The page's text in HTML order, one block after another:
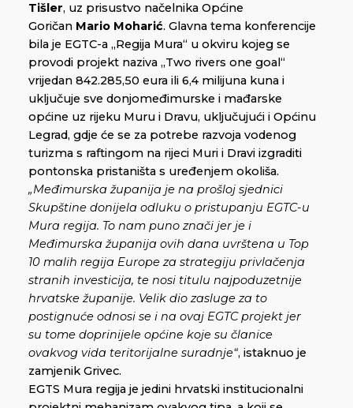
Tišler, uz prisustvo načelnika Općine
Goričan Mario Moharić. Glavna tema konferencije
bila je EGTC-a „Regija Mura“ u okviru kojeg se
provodi projekt naziva „Two rivers one goal“
vrijedan 842.285,50 eura ili 6,4 milijuna kuna i
uključuje sve donjomeđimurske i mađarske
općine uz rijeku Muru i Dravu, uključujući i Općinu
Legrad, gdje će se za potrebe razvoja vodenog
turizma s raftingom na rijeci Muri i Dravi izgraditi
pontonska pristaništa s uređenjem okoliša.
„Međimurska županija je na prošloj sjednici
Skupštine donijela odluku o pristupanju EGTC-u
Mura regija. To nam puno znači jer je i
Međimurska županija ovih dana uvrštena u Top
10 malih regija Europe za strategiju privlačenja
stranih investicija, te nosi titulu najpoduzetnije
hrvatske županije. Velik dio zasluge za to
postignuće odnosi se i na ovaj EGTC projekt jer
su tome doprinijele općine koje su članice
ovakvog vida teritorijalne suradnje“, istaknuo je
zamjenik Grivec.
EGTS Mura regija je jedini hrvatski institucionalni